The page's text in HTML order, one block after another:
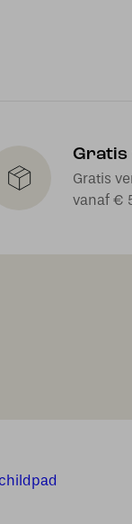
Gratis
Gratis
vanaf €